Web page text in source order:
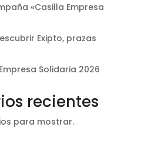
«Casilla Empresa
Exipto, prazas
Solidaria 2026
recientes
para mostrar.